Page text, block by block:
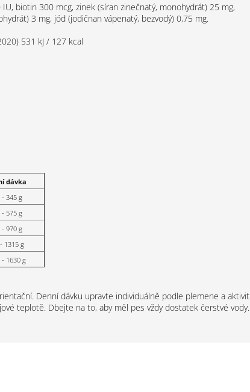
biotin 300 mcg, zinek (síran zinečnatý, monohydrát) 25 mg,
3 mg, jód (jodičnan vápenatý, bezvodý) 0,75 mg.
531 kJ / 127 kcal
dávka
- 345 g
- 575 g
- 970 g
1315 g
- 1630 g
Denní dávku upravte individuálně podle plemene a aktivit
teplotě. Dbejte na to, aby měl pes vždy dostatek čerstvé vody.